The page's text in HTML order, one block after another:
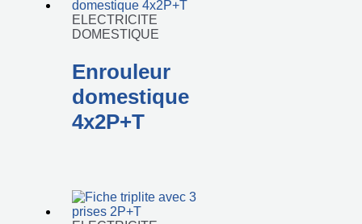
ELECTRICITE
DOMESTIQUE
Enrouleur
domestique
4x2P+T